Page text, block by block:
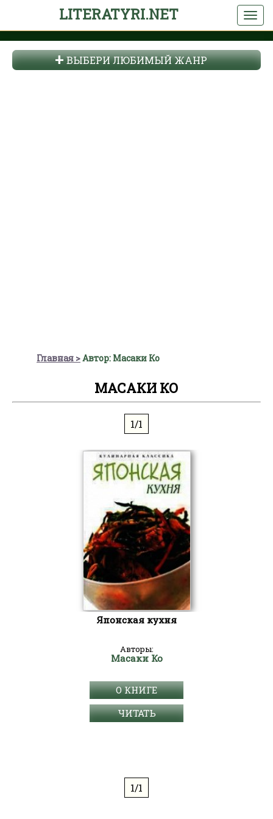
LITERATYRI.NET
ВЫБЕРИ ЛЮБИМЫЙ ЖАНР
Главная Автор: Масаки Ко
МАСАКИ КО
1/1
Японская кухня
Авторы:
Масаки Ко
О КНИГЕ
ЧИТАТЬ
1/1